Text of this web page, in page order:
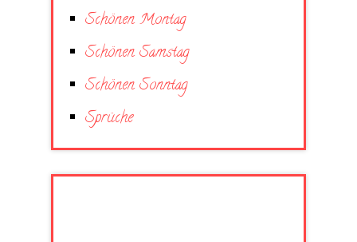
Schönen Montag
Schönen Samstag
Schönen Sonntag
Sprüche